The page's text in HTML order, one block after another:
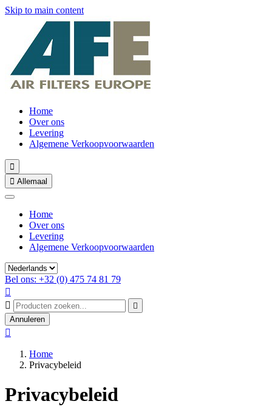
Skip to main content
Home
Over ons
Levering
Algemene Verkoopvoorwaarden

 Allemaal
Home
Over ons
Levering
Algemene Verkoopvoorwaarden
Bel ons: +32 (0) 475 74 81 79



Annuleren

Home
Privacybeleid
Privacybeleid